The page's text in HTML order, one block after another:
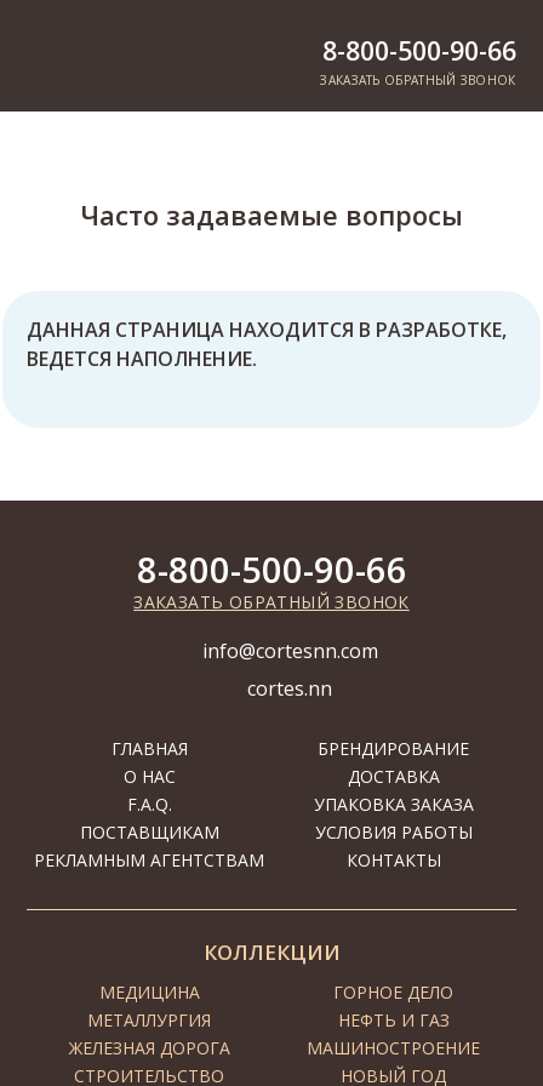
8-800-500-90-66
ЗАКАЗАТЬ ОБРАТНЫЙ ЗВОНОК
Часто задаваемые вопросы
ДАННАЯ СТРАНИЦА НАХОДИТСЯ В РАЗРАБОТКЕ,
ВЕДЕТСЯ НАПОЛНЕНИЕ.
ГЛАВНАЯ
О НАС
F.A.Q.
БРЕНДИРОВАНИЕ
ДОСТАВКА
УПАКОВКА ЗАКАЗА
ПОСТАВЩИКАМ
РЕКЛАМНЫМ АГЕНТСТВАМ
УСЛОВИЯ РАБОТЫ
КОНТАКТЫ
КОЛЛЕКЦИИ
МЕДИЦИНА
МЕТАЛЛУРГИЯ
ЖЕЛЕЗНАЯ ДОРОГА
СТРОИТЕЛЬСТВО
ГОРНОЕ ДЕЛО
НЕФТЬ И ГАЗ
МАШИНОСТРОЕНИЕ
НОВЫЙ ГОД
8-800-500-90-66
ЗАКАЗАТЬ ОБРАТНЫЙ ЗВОНОК
info@cortesnn.com
cortes.nn